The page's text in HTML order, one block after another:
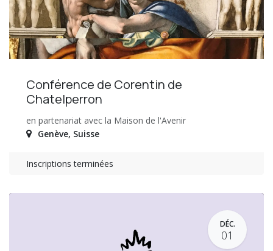
Conférence de Corentin de
Chatelperron
en partenariat avec la Maison de l'Avenir
Genève, Suisse
Inscriptions terminées
DÉC.
01